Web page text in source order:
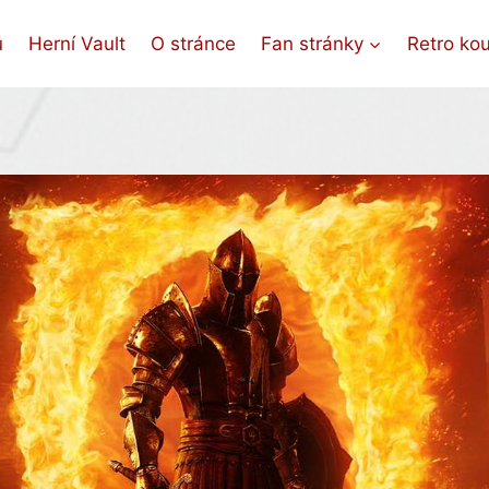
Herní Vault O stránce Fan stránky Retro